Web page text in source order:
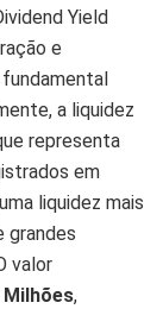
Yield
e
a liquidez
representa
em
liquidez mais
grandes
valor
Milhões,